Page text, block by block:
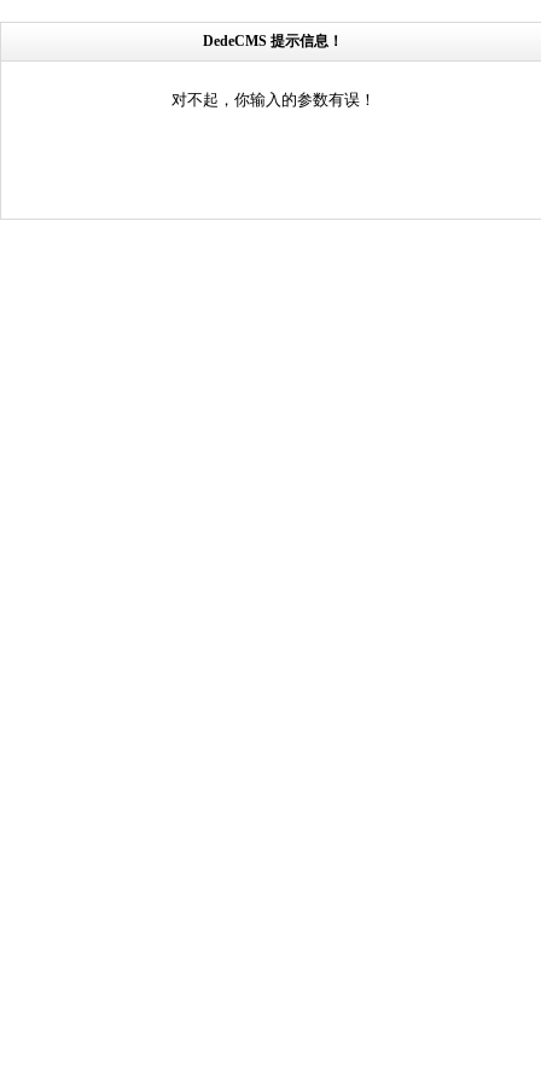
DedeCMS 提示信息！
对不起，你输入的参数有误！